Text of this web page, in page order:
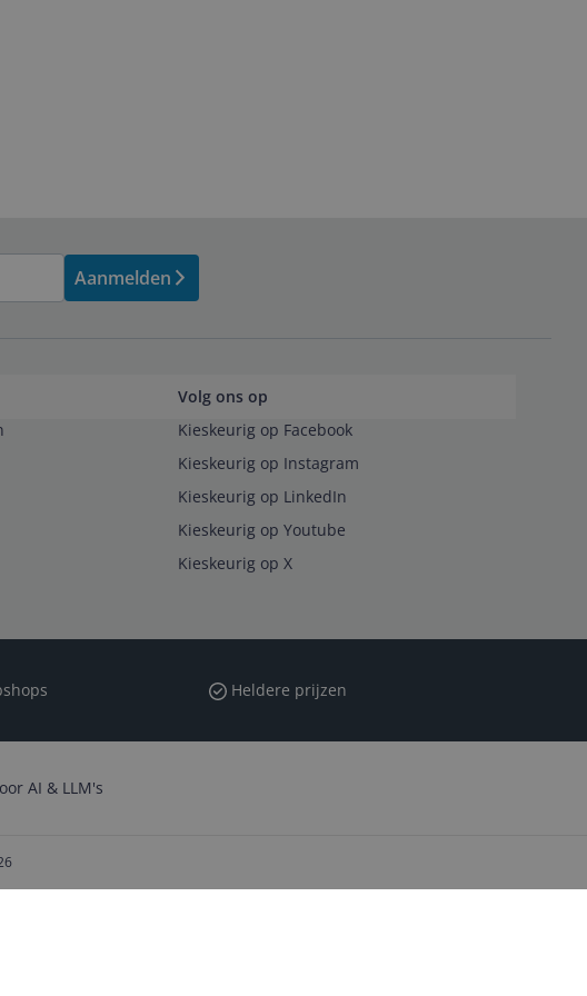
Aanmelden
Volg ons op
Kieskeurig op Facebook
Kieskeurig op Instagram
Kieskeurig op LinkedIn
Kieskeurig op Youtube
Kieskeurig op X
Heldere prijzen
AI & LLM's